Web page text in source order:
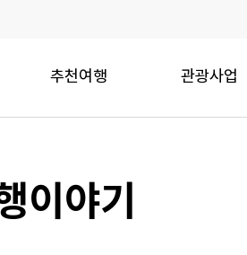
추천여행 관광사업
이야기